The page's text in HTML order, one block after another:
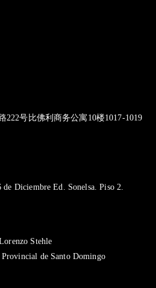
222号比佛利商务公寓10楼1017-1019
Diciembre Ed. Sonelsa. Piso 2.
Stehle
de Santo Domingo